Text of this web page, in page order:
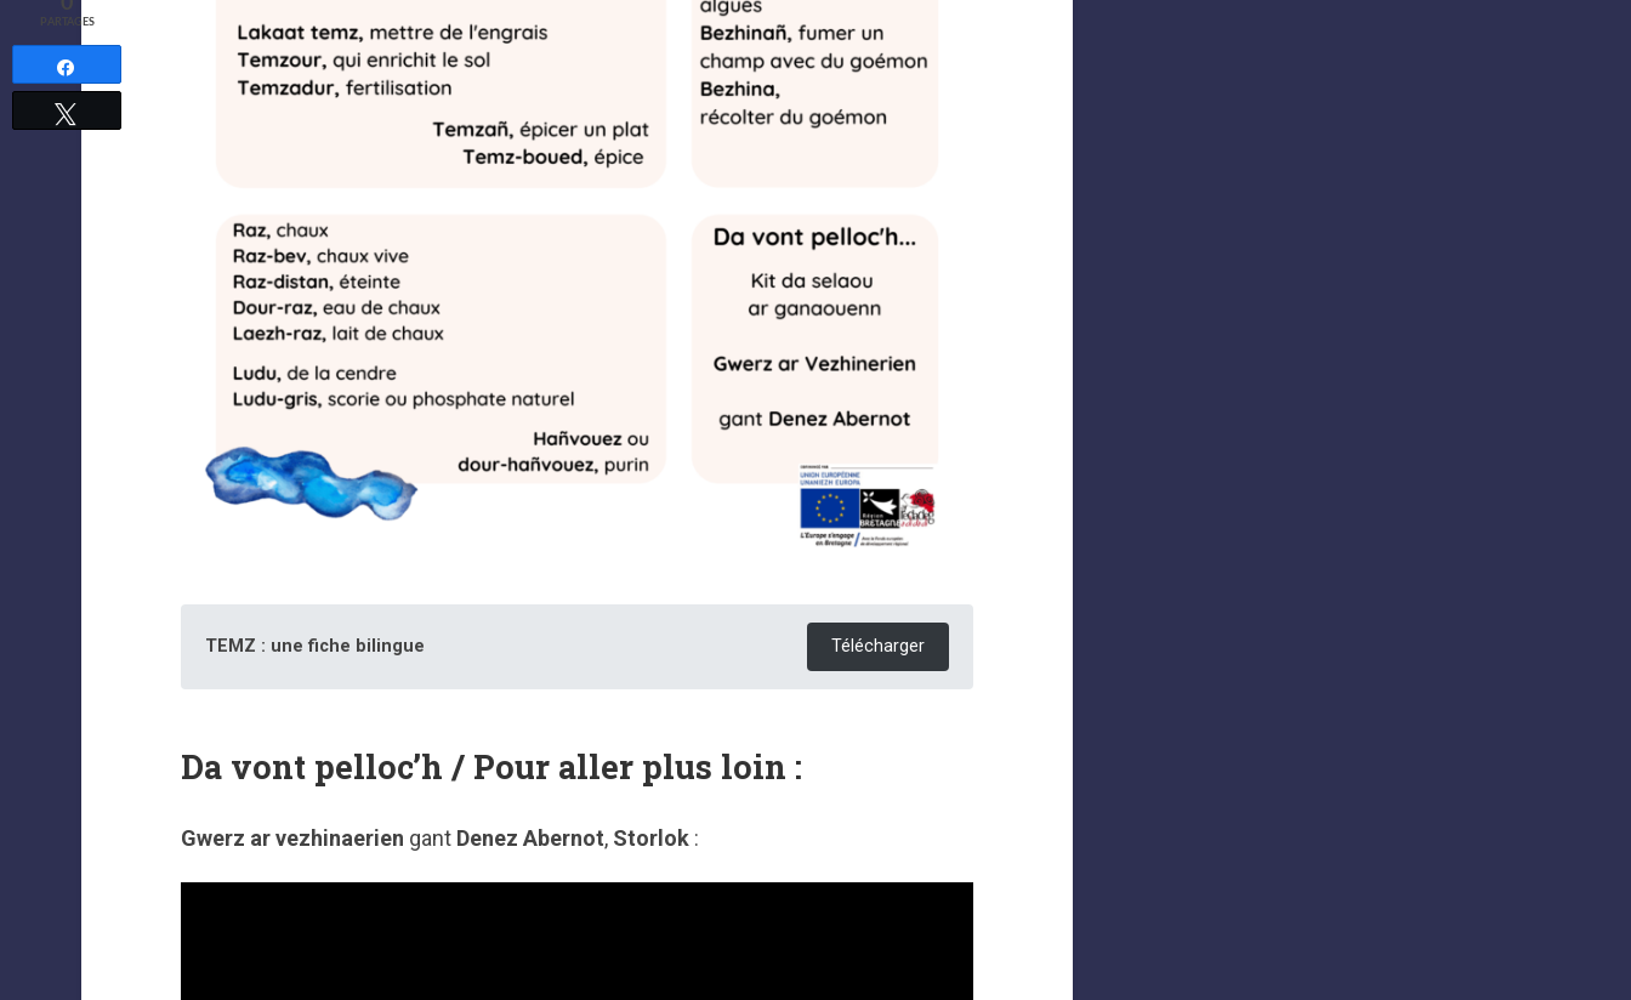
TEMZ : une fiche bilingue Télécharger
Da vont pelloc’h / Pour aller plus loin :
Gwerz ar vezhinaerien gantDenez Abernot, Storlok :
PARTAGES